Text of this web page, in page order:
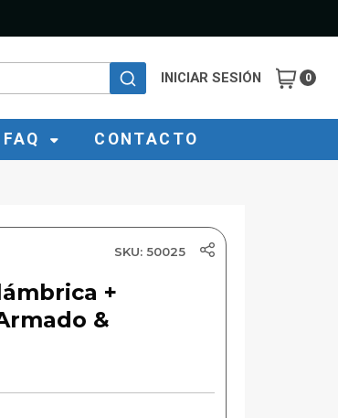
INICIAR SESIÓN 0
FAQ CONTACTO
SKU: 50025
+
&